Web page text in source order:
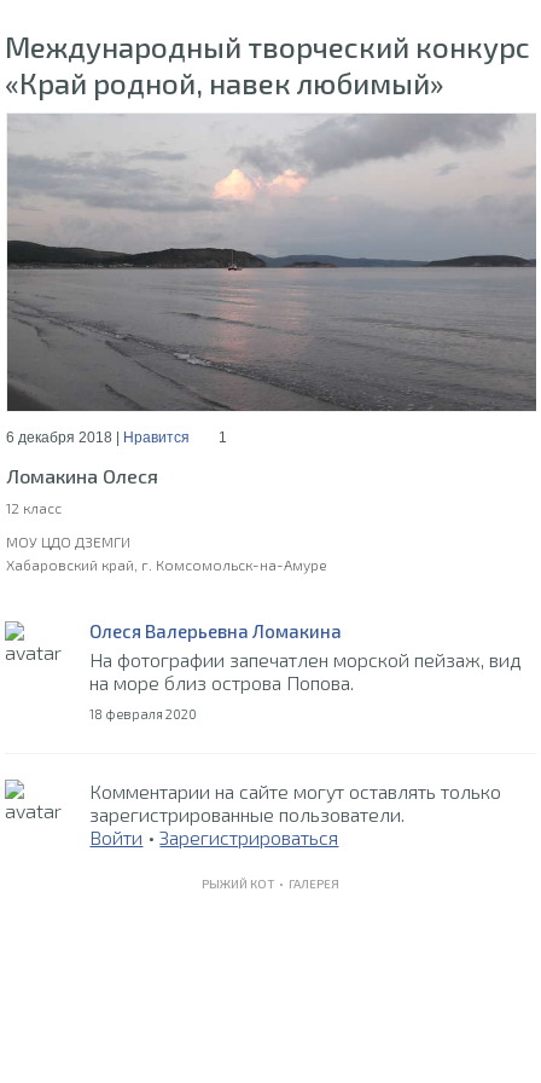
Международный творческий конкурс
«Край родной, навек любимый»
6 декабря 2018 | Нравится 1
Ломакина Олеся
12 класс
МОУ ЦДО ДЗЕМГИ
Хабаровский край, г. Комсомольск-на-Амуре
Олеся Валерьевна Ломакина
На фотографии запечатлен морской пейзаж, вид
на море близ острова Попова.
18 февраля 2020
Комментарии на сайте могут оставлять только
зарегистрированные пользователи.
Войти •Зарегистрироваться
РЫЖИЙ КОТ • ГАЛЕРЕЯ